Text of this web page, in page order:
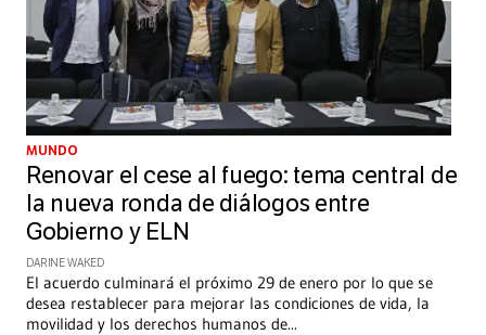
MUNDO
Renovar el cese al fuego: tema central de
la nueva ronda de diálogos entre
Gobierno y ELN
DARINE WAKED
El acuerdo culminará el próximo 29 de enero por lo que se
desea restablecer para mejorar las condiciones de vida, la
movilidad y los derechos humanos de...